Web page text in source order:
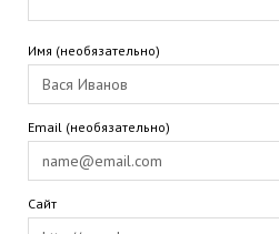
Имя (необязательно)
Email (необязательно)
Сайт